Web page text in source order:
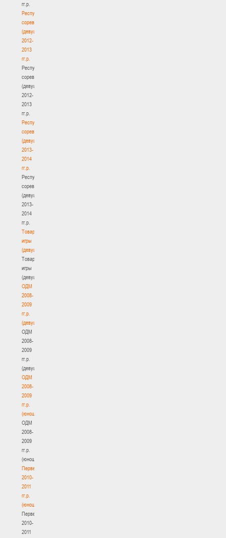
гг.р.
Республиканские
соревнования
(девушки)
2012-
2013
гг.р.
Республиканские
соревнования
(девушки)
2012-
2013
гг.р.
Республиканские
соревнования
(девушки)
2013-
2014
гг.р.
Республиканские
соревнования
(девушки)
2013-
2014
гг.р.
Товарищеские
игры
(девушки)
Товарищеские
игры
(девушки)
ОДМ
2008-
2009
гг.р.
(девушки)
ОДМ
2008-
2009
гг.р.
(девушки)
ОДМ
2008-
2009
гг.р.
(юноши)
ОДМ
2008-
2009
гг.р.
(юноши)
Первенство
2010-
2011
гг.р.
(юноши)
Первенство
2010-
2011